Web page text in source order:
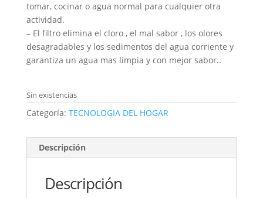
tomar, cocinar o agua normal para cualquier otra
actividad.
– El filtro elimina el cloro , el mal sabor , los olores
desagradables y los sedimentos del agua corriente y
garantiza un agua mas limpia y con mejor sabor..
Sin existencias
Categoría: TECNOLOGIA DEL HOGAR
Descripción
Descripción